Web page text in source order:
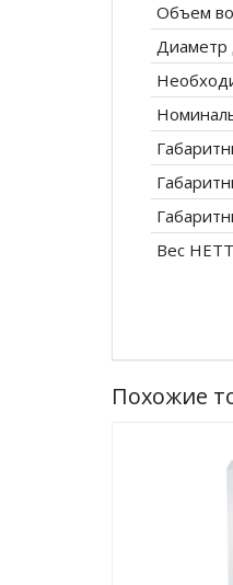
Объем
Диаметр
Вес
Похожие